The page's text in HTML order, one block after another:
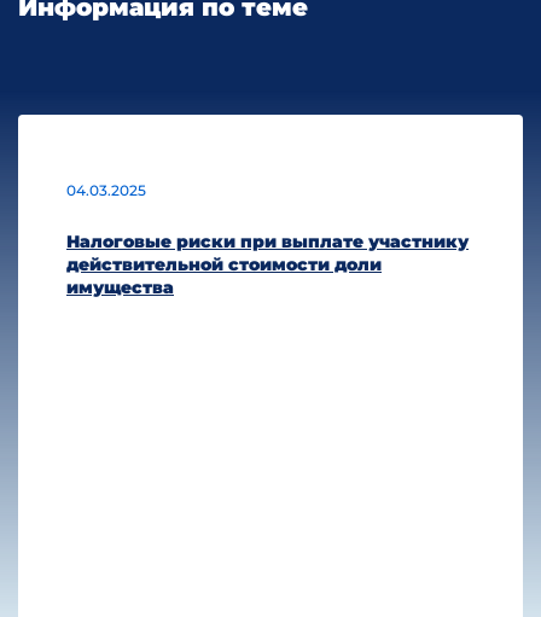
Информация по теме
04.03.2025
Налоговые риски при выплате участнику
действительной стоимости доли
имущества